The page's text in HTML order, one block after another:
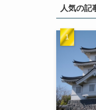
人気の記